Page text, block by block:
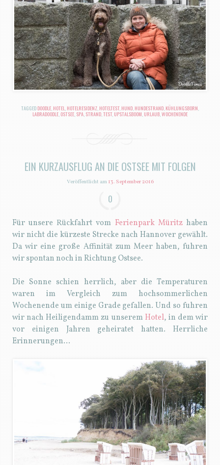
TAGGED DOODLE HOTEL HOTELRESIDENZ HOTELTEST, HUND HUNDESTRAND KÜHLUNGSBORN
LABRADOODLE OSTSEE SPA STRAND TEST, UPSTALSBOOM URLAUB WOCHENENDE
EIN KURZAUSFLUG AN DIE OSTSEE MIT FOLGEN
Veröffentlicht am13. September 2016
0
Für unsere Rückfahrt vom Ferienpark Müritz haben
wir nicht die kürzeste Strecke nach Hannover gewählt.
Da wir eine große Affinität zum Meer haben, fuhren
wir spontan noch in Richtung Ostsee.
Die Sonne schien herrlich, aber die Temperaturen
waren im Vergleich zum hochsommerlichen
Wochenende um einige Grade gefallen. Und so fuhren
wir nach Heiligendamm zu unserem Hotel, in dem wir
vor einigen Jahren geheiratet hatten. Herrliche
Erinnerungen…